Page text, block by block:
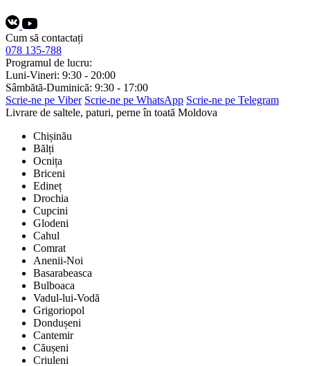
Cum să contactați
078 135-788
Programul de lucru:
Luni-Vineri: 9:30 - 20:00
Sâmbătă-Duminică: 9:30 - 17:00
Scrie-ne pe Viber Scrie-ne pe WhatsApp Scrie-ne pe Telegram
Livrare de saltele, paturi, perne în toată Moldova
Chișinău
Bălți
Ocnița
Briceni
Edineț
Drochia
Cupcini
Glodeni
Cahul
Comrat
Anenii-Noi
Basarabeasca
Bulboaca
Vadul-lui-Vodă
Grigoriopol
Dondușeni
Cantemir
Căușeni
Criuleni